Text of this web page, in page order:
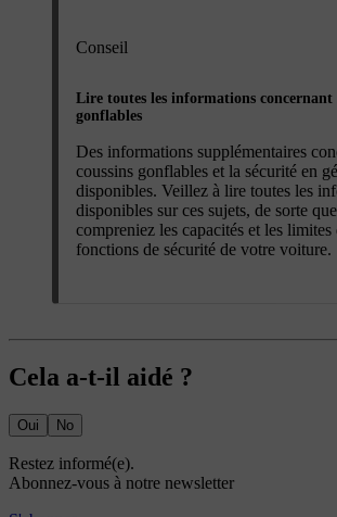
Conseil
Lire toutes les informations concernant
gonflables
Des informations supplémentaires
coussins gonflables et la sécurité en
disponibles. Veillez à lire toutes les
disponibles sur ces sujets, de sorte
compreniez les capacités et les limites
fonctions de sécurité de votre voiture.
Cela a-t-il aidé ?
Oui No